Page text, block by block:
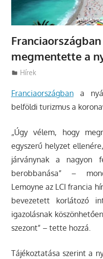
megmentette a
Utazasok.org
Hírek
Franciaországbana
belföldi turizmus a
„Úgy vélem, hogy
egyszerű helyzet
járványnak a nagyon
berobbanása” –
Lemoyne az LCI francia
bevezetett korlátozó
igazolásnak
szezont” – tette hozzá.
Tájékoztatása szerint a